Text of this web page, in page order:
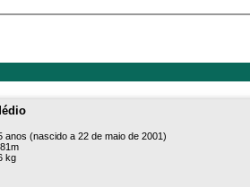
anos (nascido a 22 de maio de 2001)
kg